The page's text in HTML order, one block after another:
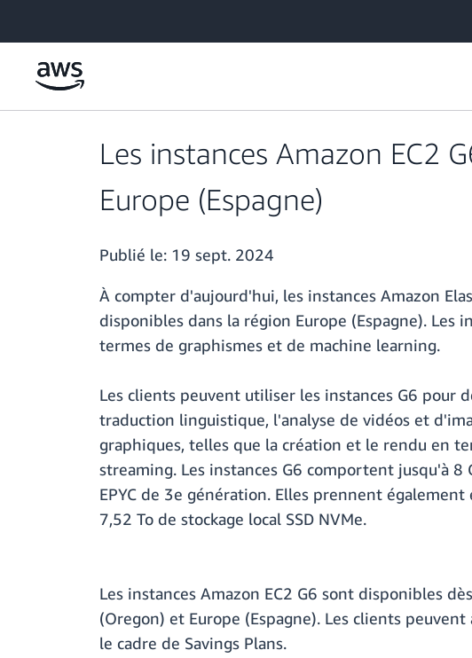
Les instances Amazon EC2
Europe (Espagne)
Publié le: 19 sept. 2024
À compter d'aujourd'hui, les instances Amazon
disponibles dans la région Europe (Espagne).
termes de graphismes et de machine learning.
Les clients peuvent utiliser les instances G6 pour
traduction linguistique, l'analyse de vidéos et
graphiques, telles que la création et le rendu en
streaming. Les instances G6 comportent jusqu'à 8
EPYC de 3e génération. Elles prennent
7,52 To de stockage local SSD NVMe.
Les instances Amazon EC2 G6 sont disponibles
(Oregon) et Europe (Espagne). Les clients
le cadre de Savings Plans.